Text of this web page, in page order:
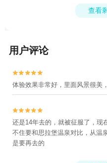
查看
用户评论


体验效果非常好，里面风景很美


还是14年去的，就被征服了，现
不住要和思拉堡温泉对比，从温
是要再去的